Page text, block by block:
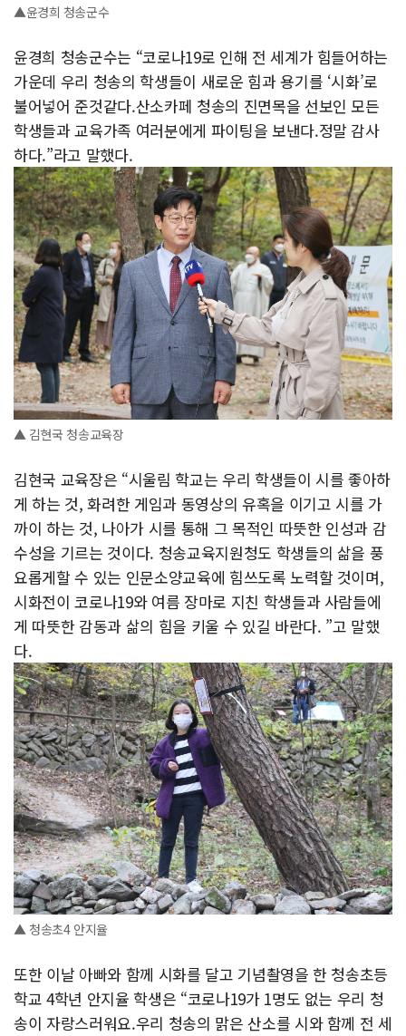
▲윤경희 청송군수
윤경희 청송군수는 “코로나19로 인해 전 세계가 힘들어하는
가운데 우리 청송의 학생들이 새로운 힘과 용기를 ‘시화’로
불어넣어 준것같다.산소카페 청송의 진면목을 선보인 모든
학생들과 교육가족 여러분에게 파이팅을 보낸다.정말 감사
하다.”라고 말했다.
▲ 김현국 청송교육장
김현국 교육장은 “시울림 학교는 우리 학생들이 시를 좋아하
게 하는 것, 화려한 게임과 동영상의 유혹을 이기고 시를 가
까이 하는 것, 나아가 시를 통해 그 목적인 따뜻한 인성과 감
수성을 기르는 것이다. 청송교육지원청도 학생들의 삶을 풍
요롭게할 수 있는 인문소양교육에 힘쓰도록 노력할 것이며,
시화전이 코로나19와 여름 장마로 지친 학생들과 사람들에
게 따뜻한 감동과 삶의 힘을 키울 수 있길 바란다. ”고 말했
다.
▲ 청송초4 안지율
또한 이날 아빠와 함께 시화를 달고 기념촬영을 한 청송초등
학교 4학년 안지율 학생은 “코로나19가 1명도 없는 우리 청
송이 자랑스러워요.우리 청송의 맑은 산소를 시와 함께 전 세